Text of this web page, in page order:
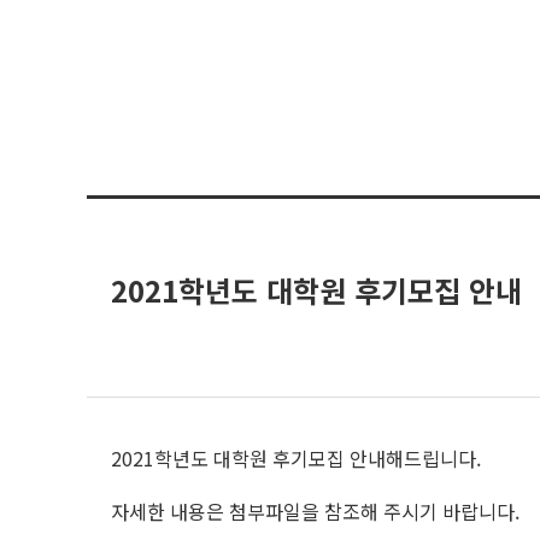
2021학년도 대학원 후기모집 안내
2021학년도 대학원 후기모집 안내해드립니다.
자세한 내용은 첨부파일을 참조해 주시기 바랍니다.